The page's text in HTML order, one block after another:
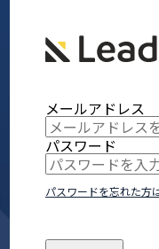
メールアドレス
パスワード
パスワードを忘れた方